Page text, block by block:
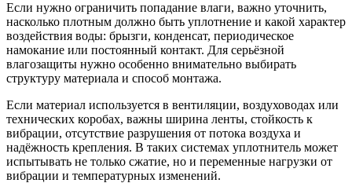
Если нужно ограничить попадание влаги, важно уточнить,
насколько плотным должно быть уплотнение и какой характер
воздействия воды: брызги, конденсат, периодическое
намокание или постоянный контакт. Для серьёзной
влагозащиты нужно особенно внимательно выбирать
структуру материала и способ монтажа.
Если материал используется в вентиляции, воздуховодах или
технических коробах, важны ширина ленты, стойкость к
вибрации, отсутствие разрушения от потока воздуха и
надёжность крепления. В таких системах уплотнитель может
испытывать не только сжатие, но и переменные нагрузки от
вибрации и температурных изменений.